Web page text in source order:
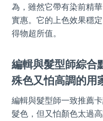
為，雖然它帶有染前精
實惠。它的上色效果穩
得物超所值。
編輯與髮型師綜合
殊色又怕高調的用
編輯與髮型師一致推薦
髮色，但又怕顏色太過